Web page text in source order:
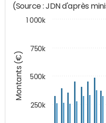
Montants (€)
(Source : JDN d'après
250k
500k
750k
1 000k